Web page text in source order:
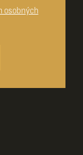
osobných